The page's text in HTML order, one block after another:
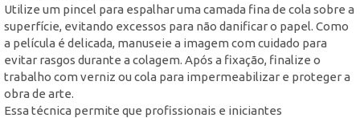
Utilize um pincel para espalhar uma camada fina de cola sobre a
superfície, evitando excessos para não danificar o papel. Como
a película é delicada, manuseie a imagem com cuidado para
evitar rasgos durante a colagem. Após a fixação, finalize o
trabalho com verniz ou cola para impermeabilizar e proteger a
obra de arte.
Essa técnica permite que profissionais e iniciantes